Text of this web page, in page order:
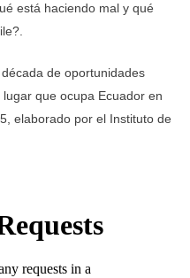
está haciendo mal y qué
de oportunidades
que ocupa Ecuador en
elaborado por el Instituto de